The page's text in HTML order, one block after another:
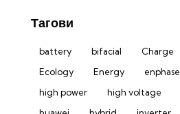
Тагови
battery bifacial Charge
Ecology
Energy enphase
high power
high voltage